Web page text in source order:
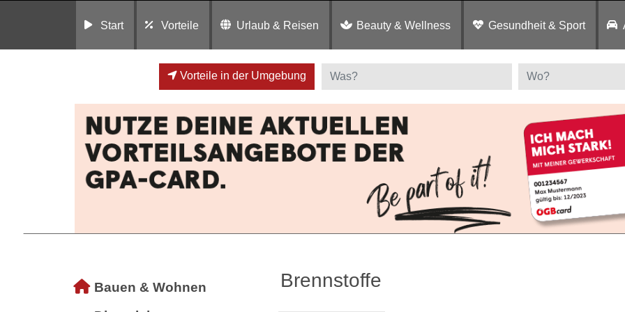
Start Vorteile Urlaub & Reisen Beauty & Wellness Gesundheit & Sport
Vorteile in der Umgebung
Bauen & Wohnen
Brennstoffe